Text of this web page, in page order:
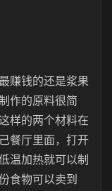
赚钱的还是浆果
作的原料很简
样的两个材料在
餐厅里面，打开
温加热就可以制
食物可以卖到